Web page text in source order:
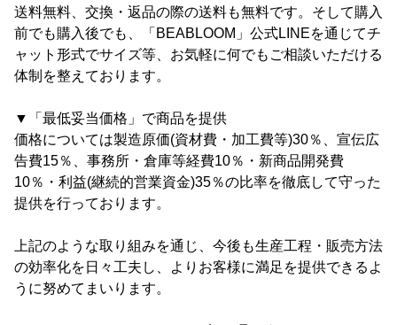
送料無料、交換・返品の際の送料も無料です。そして購入
前でも購入後でも、「BEABLOOM」公式LINEを通じてチ
ャット形式でサイズ等、お気軽に何でもご相談いただける
体制を整えております。
▼「最低妥当価格」で商品を提供
価格については製造原価(資材費・加工費等)30％、宣伝広
告費15％、事務所・倉庫等経費10％・新商品開発費
10％・利益(継続的営業資金)35％の比率を徹底して守った
提供を行っております。
上記のような取り組みを通じ、今後も生産工程・販売方法
の効率化を日々工夫し、よりお客様に満足を提供できるよ
うに努めてまいります。